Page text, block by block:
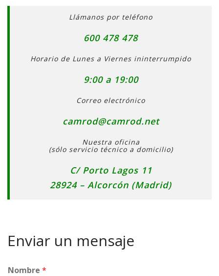
Llámanos por teléfono
600 478 478
Horario de Lunes a Viernes ininterrumpido
9:00 a 19:00
Correo electrónico
camrod@camrod.net
Nuestra oficina
(sólo servicio técnico a domicilio)
C/ Porto Lagos 11
28924 – Alcorcón (Madrid)
Enviar un mensaje
Nombre *